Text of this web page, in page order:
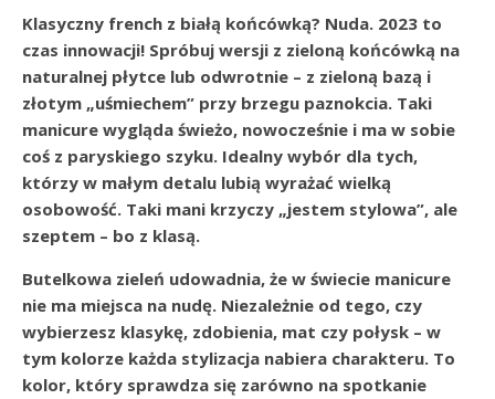
Klasyczny french z białą końcówką? Nuda. 2023 to
czas innowacji! Spróbuj wersji z zieloną końcówką na
naturalnej płytce lub odwrotnie – z zieloną bazą i
złotym „uśmiechem” przy brzegu paznokcia. Taki
manicure wygląda świeżo, nowocześnie i ma w sobie
coś z paryskiego szyku. Idealny wybór dla tych,
którzy w małym detalu lubią wyrażać wielką
osobowość. Taki mani krzyczy „jestem stylowa”, ale
szeptem – bo z klasą.
Butelkowa zieleń udowadnia, że w świecie manicure
nie ma miejsca na nudę. Niezależnie od tego, czy
wybierzesz klasykę, zdobienia, mat czy połysk – w
tym kolorze każda stylizacja nabiera charakteru. To
kolor, który sprawdza się zarówno na spotkanie